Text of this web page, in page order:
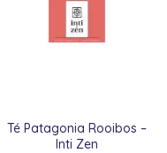
Té Patagonia Rooibos –
Inti Zen